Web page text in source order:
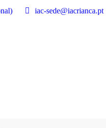
iac-sede@iacrianca.pt